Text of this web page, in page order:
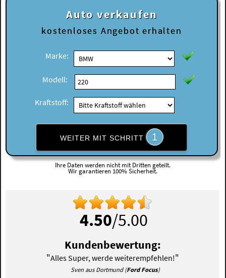
Auto verkaufen
kostenloses Angebot erhalten
Marke:
Modell:
Kraftstoff:
WEITER MIT SCHRITT 1
Ihre Daten werden nicht mit Dritten geteilt.
Wir garantieren 100% Sicherheit.
4.50/5.00
Kundenbewertung:
"Alles Super, werde weiterempfehlen!"
Sven aus Dortmund (Ford Focus)